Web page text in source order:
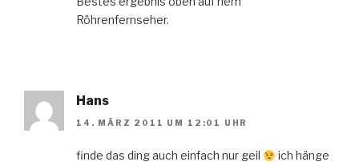
Röhrenfernseher.
Hans
14. MÄRZ 2011 UM 12:01 UHR
finde das ding auch einfach nur geil
ich hänge